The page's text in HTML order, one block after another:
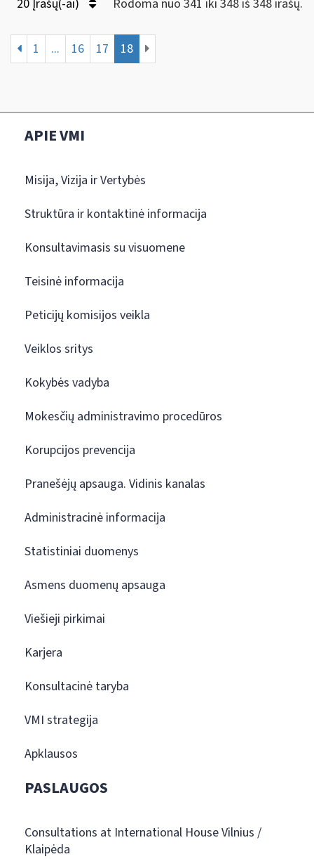
20 Įrašų(-ai) Rodoma nuo 341 iki 348 iš 348 irašų.
1 ... 16 17 18
APIE VMI
Misija, Vizija ir Vertybės
Struktūra ir kontaktinė informacija
Konsultavimasis su visuomene
Teisinė informacija
Peticijų komisijos veikla
Veiklos sritys
Kokybės vadyba
Mokesčių administravimo procedūros
Korupcijos prevencija
Pranešėjų apsauga. Vidinis kanalas
Administracinė informacija
Statistiniai duomenys
Asmens duomenų apsauga
Viešieji pirkimai
Karjera
Konsultacinė taryba
VMI strategija
Apklausos
PASLAUGOS
Consultations at International House Vilnius /
Klaipėda